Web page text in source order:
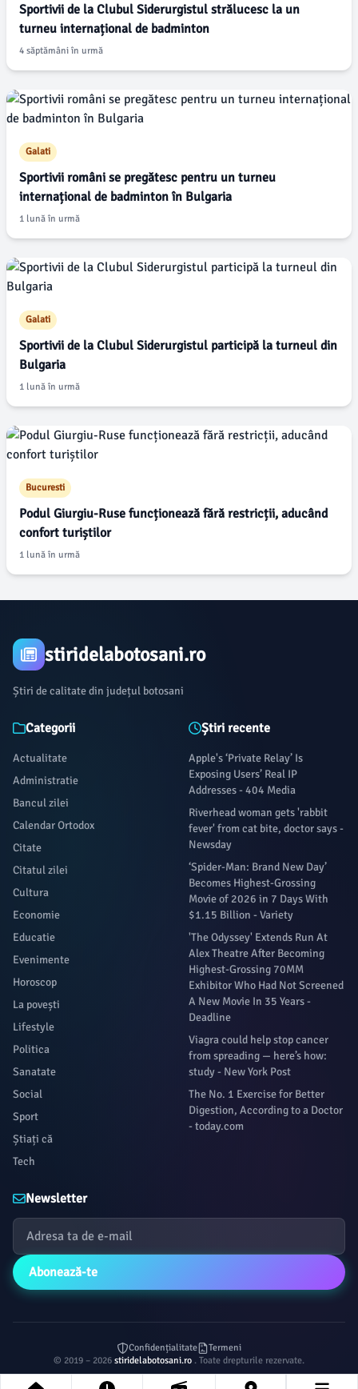
Sportivii de la Clubul Siderurgistul strălucesc la un
turneu internațional de badminton
4 săptămâni în urmă
Galati
Sportivii români se pregătesc pentru un turneu
internațional de badminton în Bulgaria
1 lună în urmă
Galati
Sportivii de la Clubul Siderurgistul participă la turneul din
Bulgaria
1 lună în urmă
Bucuresti
Podul Giurgiu-Ruse funcționează fără restricții, aducând
confort turiștilor
1 lună în urmă
stiridelabotosani.ro
Știri de calitate din județul botosani
Categorii
Actualitate
Administratie
Bancul zilei
Calendar Ortodox
Citate
Citatul zilei
Cultura
Economie
Educatie
Evenimente
Horoscop
La povești
Lifestyle
Politica
Sanatate
Social
Sport
Știați că
Tech
Știri recente
Apple's ‘Private Relay’ Is
Exposing Users’ Real IP
Addresses - 404 Media
Riverhead woman gets 'rabbit
fever' from cat bite, doctor says -
Newsday
‘Spider-Man: Brand New Day’
Becomes Highest-Grossing
Movie of 2026 in 7 Days With
$1.15 Billion - Variety
'The Odyssey' Extends Run At
Alex Theatre After Becoming
Highest-Grossing 70MM
Exhibitor Who Had Not Screened
A New Movie In 35 Years -
Deadline
Viagra could help stop cancer
from spreading — here’s how:
study - New York Post
The No. 1 Exercise for Better
Digestion, According to a Doctor
- today.com
Newsletter
Abonează-te
Confidențialitate
Termeni
© 2019 – 2026 stiridelabotosani.ro . Toate drepturile rezervate.